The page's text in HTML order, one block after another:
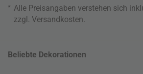
* Alle Preisangaben verstehen sich
zzgl. Versandkosten
Beliebte Dekorationen